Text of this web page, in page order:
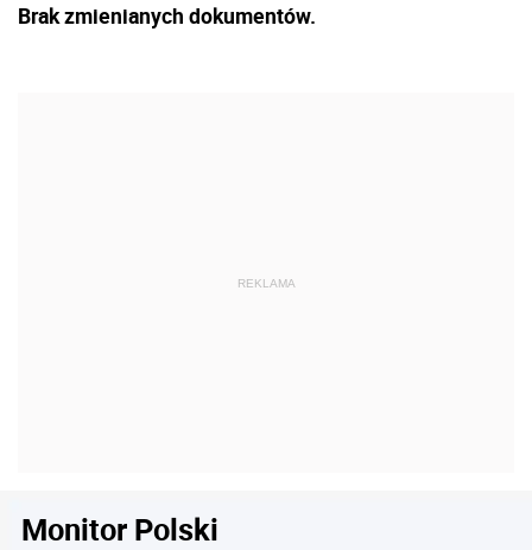
Brak zmienianych dokumentów.
Monitor Polski